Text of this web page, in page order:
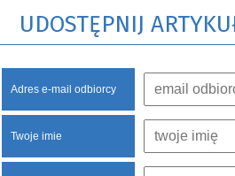
UDOSTĘPNIJ
Adres e-mail odbiorcy
Twoje imie